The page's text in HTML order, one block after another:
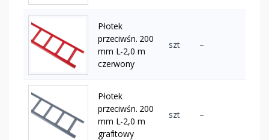
Płotek
przeciwśn. 200
mm L-2,0 m
czerwony
szt –
Płotek
przeciwśn. 200
mm L-2,0 m
grafitowy
szt –